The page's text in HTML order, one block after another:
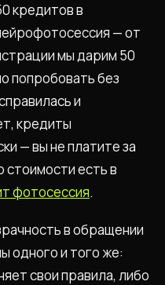
кредитов в
— от
мы дарим 50
попробовать без
и
кредиты
— вы не платите за
есть в
фотосессия.
в обращении
одного и того же:
свои правила, либо